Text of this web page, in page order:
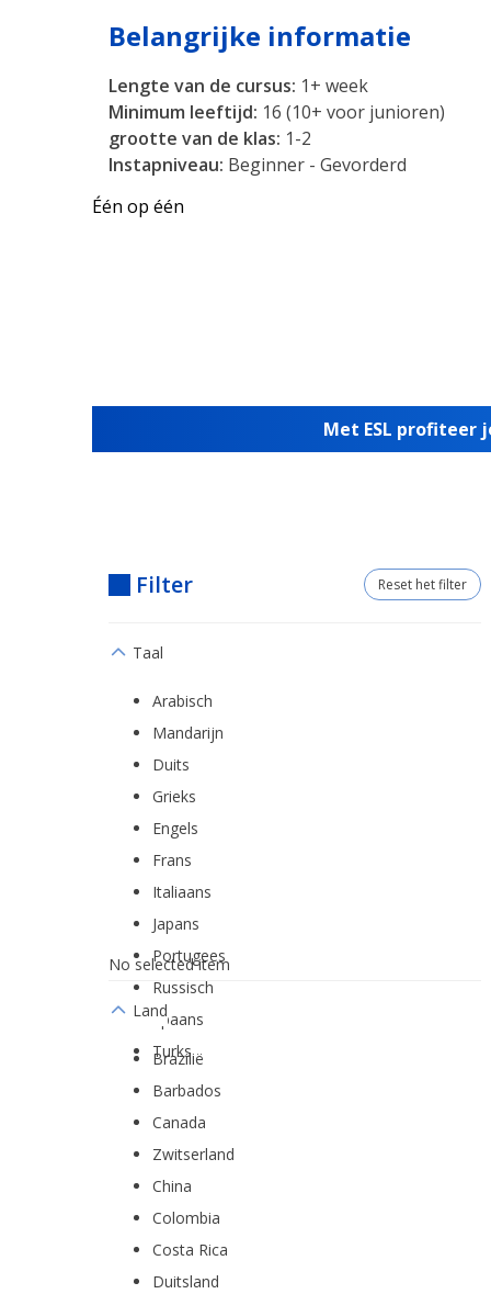
Belangrijke informatie
Lengte van de cursus: 1+ week
Minimum leeftijd: 16 (10+ voor junioren)
grootte van de klas: 1-2
Instapniveau: Beginner - Gevorderd
Één op één
Met ESL profiteer
Filter Reset het filter
Taal
Arabisch
Mandarijn
Duits
Grieks
Engels
Frans
Italiaans
Japans
Portugees
Russisch
Spaans
Turks
No selected item
Land
Brazilië
Barbados
Canada
Zwitserland
China
Colombia
Costa Rica
Duitsland